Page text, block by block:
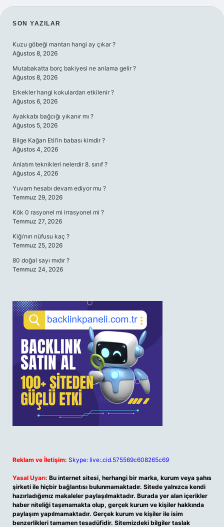
SIDEBAR
SON YAZILAR
Kuzu göbeği mantarı hangi ay çıkar ?
Ağustos 8, 2026
Mutabakatta borç bakiyesi ne anlama gelir ?
Ağustos 8, 2026
Erkekler hangi kokulardan etkilenir ?
Ağustos 6, 2026
Ayakkabı bağcığı yıkanır mı ?
Ağustos 5, 2026
Bilge Kağan Etil’in babası kimdir ?
Ağustos 4, 2026
Anlatım teknikleri nelerdir 8. sınıf ?
Ağustos 4, 2026
Yuvam hesabı devam ediyor mu ?
Temmuz 29, 2026
Kök 0 rasyonel mi irrasyonel mi ?
Temmuz 27, 2026
Kiğı’nın nüfusu kaç ?
Temmuz 25, 2026
80 doğal sayı mıdır ?
Temmuz 24, 2026
Reklam ve İletişim: Skype: live:.cid.575569c608265c69
Yasal Uyarı: Bu internet sitesi, herhangi bir marka, kurum veya şahıs
şirketi ile hiçbir bağlantısı bulunmamaktadır. Sitede yalnızca kendi
hazırladığımız makaleler paylaşılmaktadır. Burada yer alan içerikler
haber niteliği taşımamakta olup, gerçek kurum ve kişiler hakkında
paylaşım yapılmamaktadır. Gerçek kurum ve kişiler ile isim
benzerlikleri tamamen tesadüfidir. Sitemizdeki bilgiler taslak